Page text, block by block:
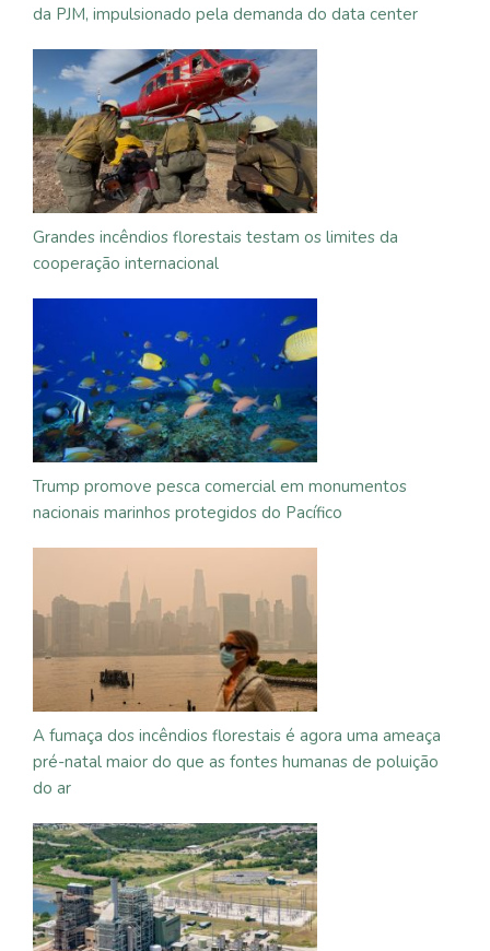
da PJM, impulsionado pela demanda do data center
Grandes incêndios florestais testam os limites da
cooperação internacional
Trump promove pesca comercial em monumentos
nacionais marinhos protegidos do Pacífico
A fumaça dos incêndios florestais é agora uma ameaça
pré-natal maior do que as fontes humanas de poluição
do ar